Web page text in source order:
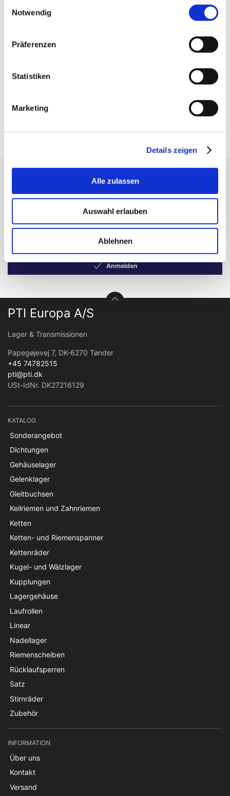
Notwendig
Präferenzen
Statistiken
Marketing
Details zeigen
Alle zulassen
Auswahl erlauben
Ablehnen
Normaler Verkaufspreis EUR
EUR 179,11
Stck
einzuloggen!
Erhalten Sie unseren Newsletter
Newsletter - max. 2 mal jährlich
Anmelden
PTI Europa A/S
Lager & Transmissionen
Papegøjevej 7, DK-6270 Tønder
+45 74782515
pti@pti.dk
USt-IdNr. DK27216129
KATALOG
Sonderangebot
Dichtungen
Gehäuselager
Gelenklager
Gleitbuchsen
Keilriemen und Zahnriemen
Ketten
Ketten- und Riemenspanner
Kettenräder
Kugel- und Wälzlager
Kupplungen
Lagergehäuse
Laufrollen
Linear
Nadellager
Riemenscheiben
Rücklaufsperren
Satz
Stirnräder
Zubehör
INFORMATION
Über uns
Kontakt
Versand